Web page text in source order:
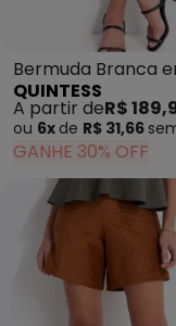
Bermuda Branca
Alfaiataria Sarjada
QUINTESS
A partir deR$
ou 6x de R$ 31,66
GANHE 30% OFF